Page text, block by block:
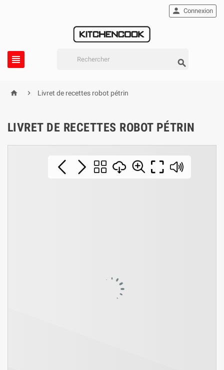
 
 Connexion
  Livret de recettes robot pétrin
LIVRET DE RECETTES ROBOT PÉTRIN